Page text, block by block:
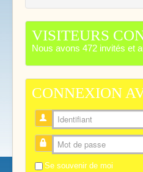
VISITEURS
Nous avons 472 invités et
CONNEXION
Identifiant
Mot de passe
Se souvenir de moi